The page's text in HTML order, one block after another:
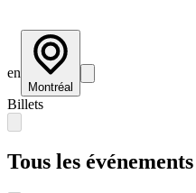
en
Montréal
Billets
Tous les événements